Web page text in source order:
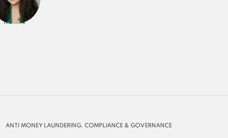
Graboś
PARTNER,
RADCA
ANTI MONEY LAUNDERING, COMPLIANCE & GOVERNANCE